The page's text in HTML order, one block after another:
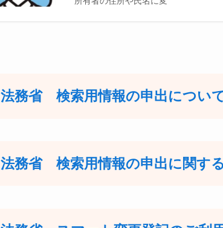
法務省 検索用情報の申出につい
法務省検索用情報の申出に関す